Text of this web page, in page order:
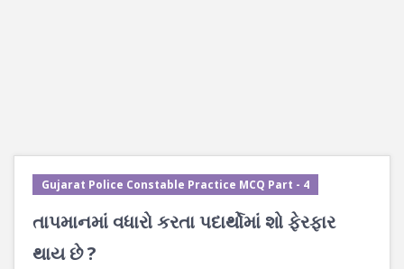
Gujarat Police Constable Practice MCQ Part - 4
તાપમાનમાં વધારો કરતા પદાર્થોમાં શો ફેરફાર
થાય છે ?